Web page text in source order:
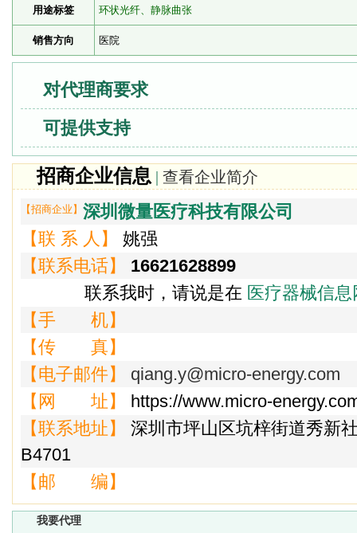
用途标签 环状光纤、静脉曲张
销售方向 医院
对代理商要求
可提供支持
招商企业信息 | 查看企业简介
【招商企业】 深圳微量医疗科技有限公司
【联 系 人】
姚强
【联系电话】
16621628899
联系我时，请说是在 医疗器械信
【手 机】
【传 真】
【电子邮件】
qiang.y@micro-energy.com
【网 址】
https://www.micro-
【联系地址】
深圳市坪山区坑梓街道秀新
B4701
【邮 编】
我要代理